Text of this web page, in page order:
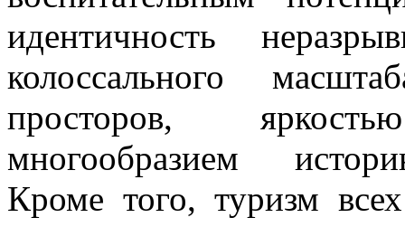
идентичность
колоссального
просторов,
многообразием
Кроме того, туризм